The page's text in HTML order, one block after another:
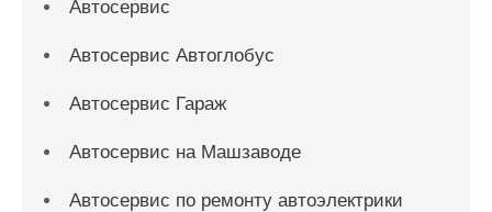
Автосервис
Автосервис Автоглобус
Автосервис Гараж
Автосервис на Машзаводе
Автосервис по ремонту автоэлектрики